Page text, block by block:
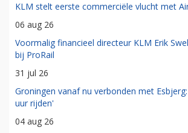
KLM stelt eerste commerciële vlucht met
06 aug 26
Voormalig financieel directeur KLM Erik
bij ProRail
31 jul 26
Groningen vanaf nu verbonden met
uur rijden'
04 aug 26